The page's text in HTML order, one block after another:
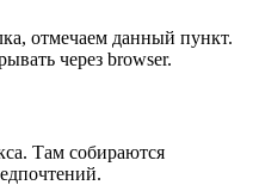
отмечаем данный пункт.
через browser.
Там собираются